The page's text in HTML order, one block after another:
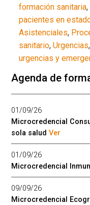
formación sanitaria,
pacientes en
Asistenciales,
sanitario,Urgencias
urgencias y
Agenda de
01/09/26
Microcredencial
sola saludVer
01/09/26
Microcredencial
09/09/26
Microcredencial